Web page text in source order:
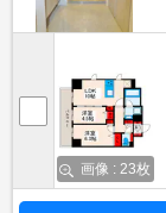
画像 : 23枚